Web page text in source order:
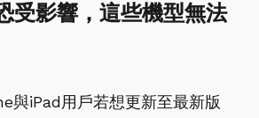
受影響，這些機型無法
與iPad用戶若想更新至最新版